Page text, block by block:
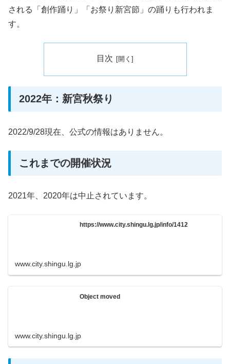
される「創作踊り」「お祭り新宮節」の踊りも行われま
す。
目次
2022年：新宮秋祭り
2022/9/28現在、公式の情報はありません。
これまでの開催状況
2021年、2020年は中止されています。
https://www.city.shingu.lg.jp/info/1412
www.city.shingu.lg.jp
Object moved
www.city.shingu.lg.jp